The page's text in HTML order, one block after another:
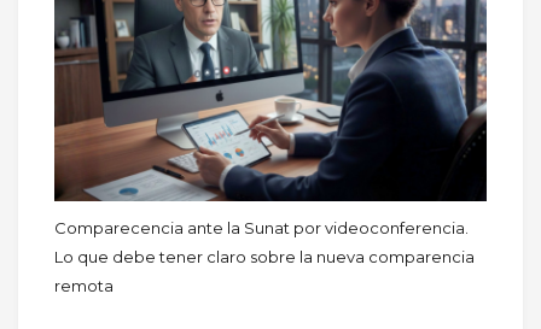
Comparecencia ante la Sunat por videoconferencia.
Lo que debe tener claro sobre la nueva comparencia
remota